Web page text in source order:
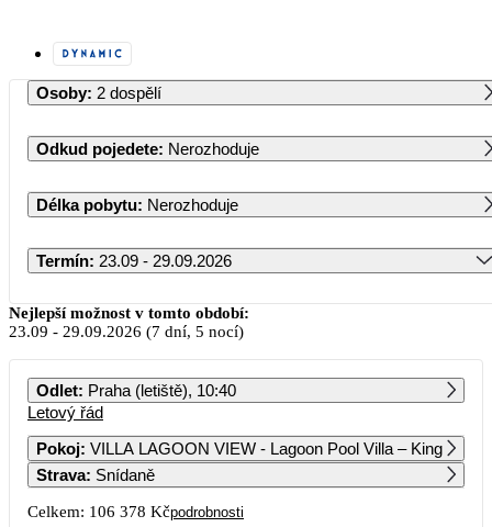
Osoby: 2 dospělí
Odkud pojedete: Nerozhoduje
Délka pobytu: Nerozhoduje
Termín: 23.09 - 29.09.2026
Září 2026
PO ÚT ST ČT PÁ SO NE
56 719 72 049 89 809
7
Nejlepší možnost v tomto období:
23.09 - 29.09.2026 (7 dní, 5 nocí)
Odlet: Praha (letiště), 10:40
Letový řád
Pokoj: VILLA LAGOON VIEW - Lagoon Pool Villa – King
Strava: Snídaně
Celkem: 106 378 Kčpodrobnosti